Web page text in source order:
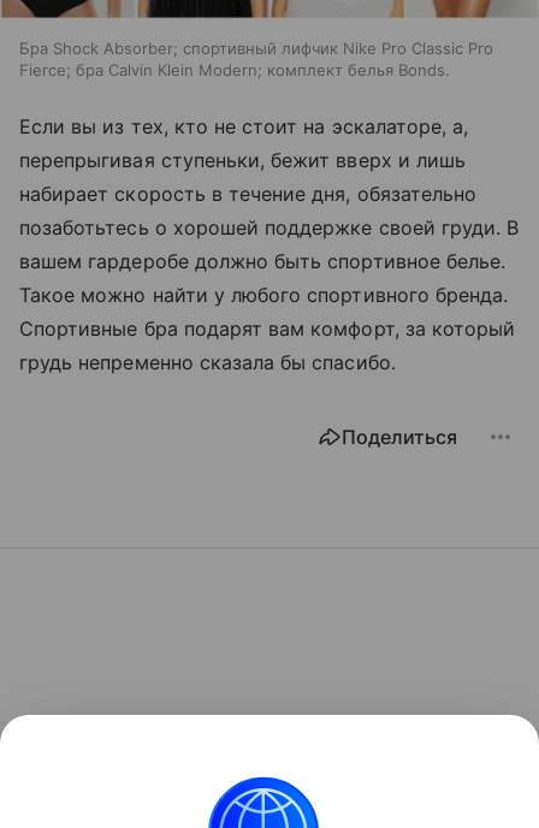
Бра Shock Absorber; спортивный лифчик Nike Pro Classic Pro
Fierce; бра Calvin Klein Modern; комплект белья Bonds.
Если вы из тех, кто не стоит на эскалаторе, а,
перепрыгивая ступеньки, бежит вверх и лишь
набирает скорость в течение дня, обязательно
позаботьтесь о хорошей поддержке своей груди. В
вашем гардеробе должно быть спортивное белье.
Такое можно найти у любого спортивного бренда.
Спортивные бра подарят вам комфорт, за который
грудь непременно сказала бы спасибо.
Поделиться